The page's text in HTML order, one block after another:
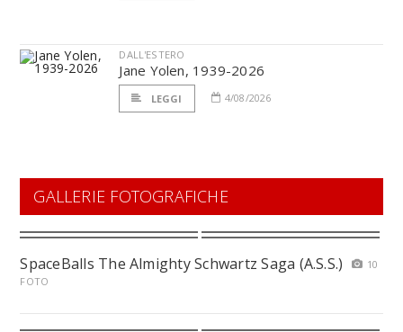
DALL'ESTERO
Jane Yolen, 1939-2026
LEGGI 4/08/2026
GALLERIE FOTOGRAFICHE
SpaceBalls The Almighty Schwartz Saga (A.S.S.)
10
FOTO